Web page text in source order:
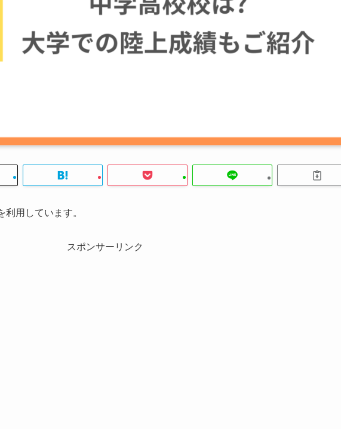
用しています。
スポンサーリンク